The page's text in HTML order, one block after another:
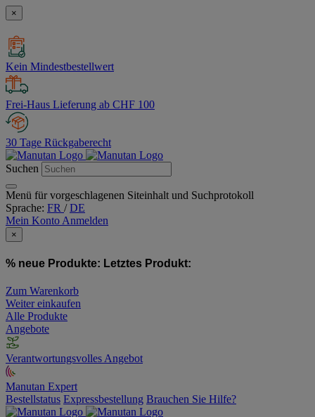
×
Kein Mindestbestellwert
Frei-Haus Lieferung ab CHF 100
30 Tage Rückgaberecht
Suchen
Menü für vorgeschlagenen Siteinhalt und Suchprotokoll
Sprache: FR /DE
Mein Konto Anmelden
×
% neue Produkte: Letztes Produkt:
Zum Warenkorb
Weiter einkaufen
Alle Produkte
Angebote
Verantwortungsvolles Angebot
Manutan Expert
Bestellstatus Expressbestellung Brauchen Sie Hilfe?